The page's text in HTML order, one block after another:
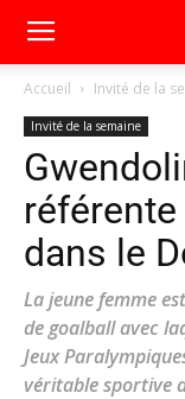
Accueil Invité de la
Invité de la semaine
dans le
La jeune femme
de goalball avec
Jeux
véritable sportive